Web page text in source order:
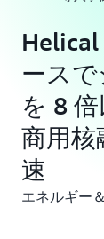
ース
を 8
商用核
速
エネルギー